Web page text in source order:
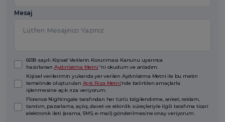
Mesaj
6698 sayılı Kişisel Verilerin Korunması Kanunu uyarınca
hazırlanan Aydınlatma Metni 'ni okudum ve anladım.
Kişisel verilerimin yukarıda yer verilen Aydınlatma Metni ile bu metin
temelinde oluşturulan Açık Rıza Metni’nde belirtilen amaçlarla
işlenmesine açık rıza veriyorum.
Florence Nightingale tarafından her türlü bilgilendirme, anket, reklam,
tanıtım, pazarlama, açılış, davet ve etkinlik süreçleriyle ilgili tarafıma ticari
elektronik ileti (arama, SMS, e-mail) gönderilmesine onay veriyorum.